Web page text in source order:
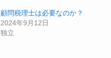
顧問税理士は必要なのか？
2024年9月12日
独立